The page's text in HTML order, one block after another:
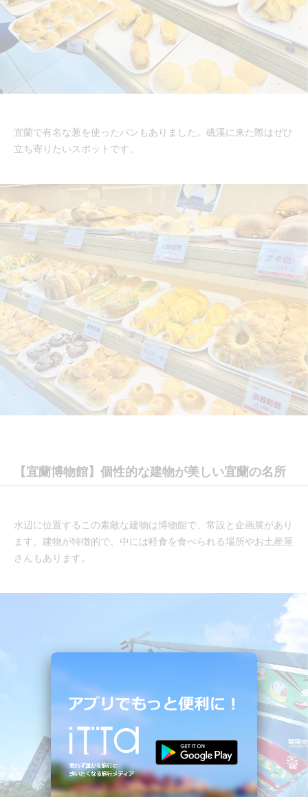
宜蘭で有名な葱を使ったパンもありました。礁溪に来た際はぜひ
立ち寄りたいスポットです。
【宜蘭博物館】個性的な建物が美しい宜蘭の名所
水辺に位置するこの素敵な建物は博物館で、常設と企画展があり
ます。建物が特徴的で、中には軽食を食べられる場所やお土産屋
さんもあります。